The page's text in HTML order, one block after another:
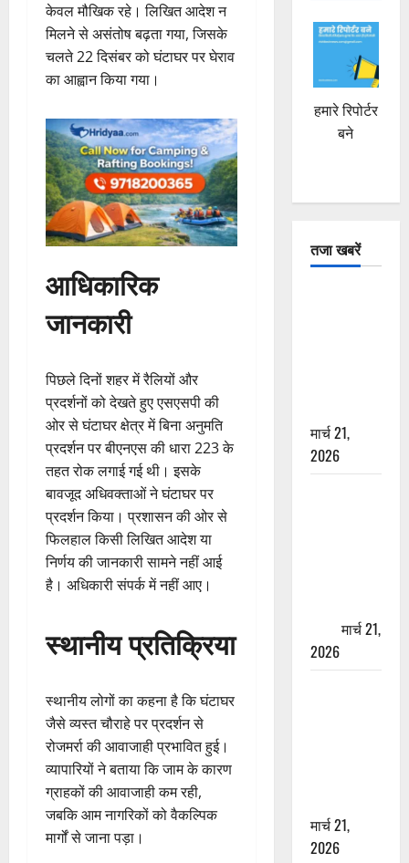
केवल मौखिक रहे। लिखित आदेश न
मिलने से असंतोष बढ़ता गया, जिसके
चलते 22 दिसंबर को घंटाघर पर घेराव
का आह्वान किया गया।
आधिकारिक
जानकारी
पिछले दिनों शहर में रैलियों और
प्रदर्शनों को देखते हुए एसएसपी की
ओर से घंटाघर क्षेत्र में बिना अनुमति
प्रदर्शन पर बीएनएस की धारा 223 के
तहत रोक लगाई गई थी। इसके
बावजूद अधिवक्ताओं ने घंटाघर पर
प्रदर्शन किया। प्रशासन की ओर से
फिलहाल किसी लिखित आदेश या
निर्णय की जानकारी सामने नहीं आई
है। अधिकारी संपर्क में नहीं आए।
स्थानीय प्रतिक्रिया
स्थानीय लोगों का कहना है कि घंटाघर
जैसे व्यस्त चौराहे पर प्रदर्शन से
रोजमर्रा की आवाजाही प्रभावित हुई।
व्यापारियों ने बताया कि जाम के कारण
ग्राहकों की आवाजाही कम रही,
जबकि आम नागरिकों को वैकल्पिक
मार्गों से जाना पड़ा।
हमारे रिपोर्टर
बने
तजा खबरें
मार्च 21,
2026
मार्च 21,
2026
मार्च 21,
2026